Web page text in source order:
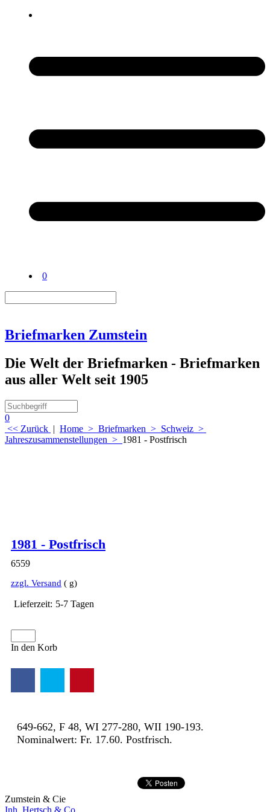
0
Briefmarken Zumstein
Die Welt der Briefmarken - Briefmarken
aus aller Welt seit 1905
0
<< Zurück | Home > Briefmarken > Schweiz >
Jahreszusammenstellungen > 1981 - Postfrisch
1981 - Postfrisch
6559
zzgl. Versand g
Lieferzeit: 5-7 Tagen
In den Korb
Beschreibung
649-662, F 48, WI 277-280, WII 190-193.
Nominalwert: Fr. 17.60. Postfrisch.
Zumstein & Cie
Inh. Hertsch & Co.